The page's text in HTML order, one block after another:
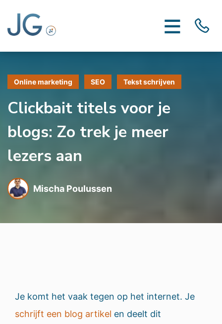
Online marketing SEO Tekst schrijven
Clickbait titels voor je
blogs: Zo trek je meer
lezers aan
Mischa Poulussen
Je komt het vaak tegen op het internet. Je
schrijft een blog artikel en deelt dit